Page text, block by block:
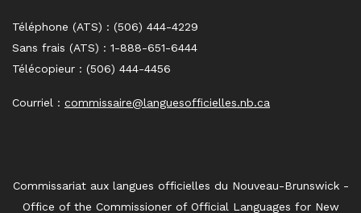
Téléphone (ATS) : (506) 444-4229
Sans frais (ATS) : 1-888-651-6444
Télécopieur : (506) 444-4456
Courriel : commissaire@languesofficielles.nb.ca
Commissariat aux langues officielles du Nouveau-Brunswick -
Office of the Commissioner of Official Languages for New